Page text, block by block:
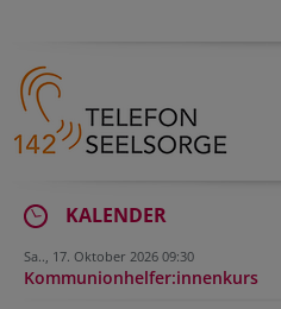
KALENDER
Sa.., 17. Oktober 2026 09:30
Kommunionhelfer:innenkurs